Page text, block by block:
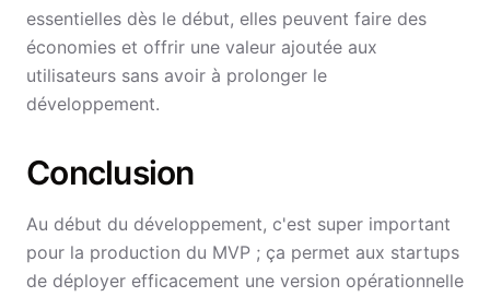
essentielles dès le début, elles peuvent faire des
économies et offrir une valeur ajoutée aux
utilisateurs sans avoir à prolonger le
développement.
Conclusion
Au début du développement, c'est super important
pour la production du MVP ; ça permet aux startups
de déployer efficacement une version opérationnelle